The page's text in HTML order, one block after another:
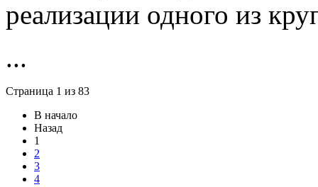
реализации одного из
...
Страница 1 из 83
В начало
Назад
1
2
3
4